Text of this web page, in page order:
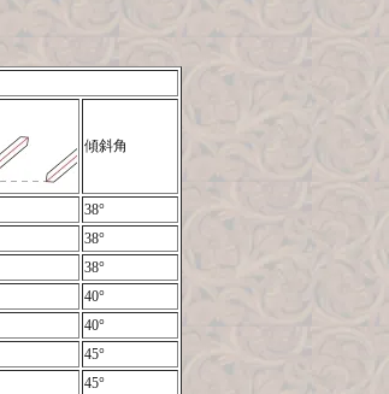
傾斜角
38°
38°
38°
40°
40°
45°
45°